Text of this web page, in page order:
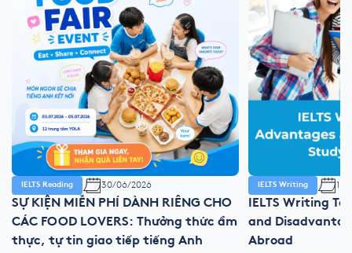
IELTS Reading 30/06/2026
SỰ KIỆN MIỄN PHÍ DÀNH RIÊNG CHO
CÁC FOOD LOVERS: Thưởng thức ẩm
thực, tự tin giao tiếp tiếng Anh
IELTS Writing 11/
IELTS Writing
and
Abroad